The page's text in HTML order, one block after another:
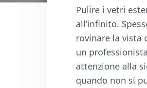
Pulire i vetri
all’infinito.
rovinare la vista
un
attenzione alla
quando non si